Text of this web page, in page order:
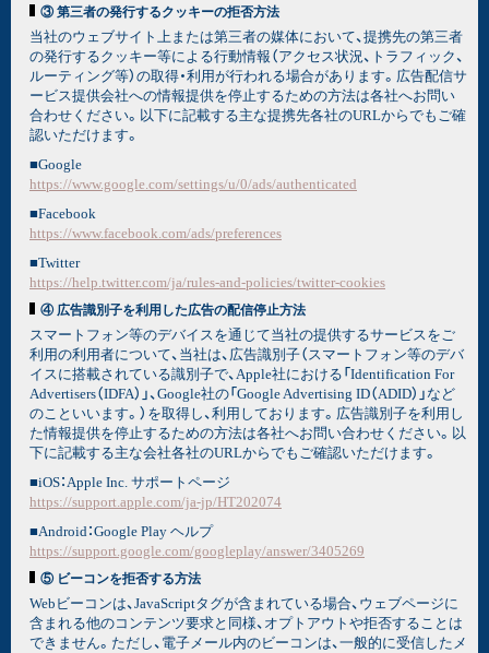
③ 第三者の発行するクッキーの拒否方法
当社のウェブサイト上または第三者の媒体において、提携先の第三者
の発行するクッキー等による行動情報（アクセス状況、トラフィック、
ルーティング等）の取得・利用が行われる場合があります。広告配信サ
ービス提供会社への情報提供を停止するための方法は各社へお問い
合わせください。以下に記載する主な提携先各社のURLからでもご確
認いただけます。
■Google
https://www.google.com/settings/u/0/ads/authenticated
■Facebook
https://www.facebook.com/ads/preferences
■Twitter
https://help.twitter.com/ja/rules-and-policies/twitter-cookies
④ 広告識別子を利用した広告の配信停止方法
スマートフォン等のデバイスを通じて当社の提供するサービスをご
利用の利用者について、当社は、広告識別子（スマートフォン等のデバ
イスに搭載されている識別子で、Apple社における「Identification For
Advertisers（IDFA）」、Google社の「Google Advertising ID（ADID）」など
のこといいます。）を取得し、利用しております。広告識別子を利用し
た情報提供を停止するための方法は各社へお問い合わせください。以
下に記載する主な会社各社のURLからでもご確認いただけます。
■iOS：Apple Inc. サポートページ
https://support.apple.com/ja-jp/HT202074
■Android：Google Play ヘルプ
https://support.google.com/googleplay/answer/3405269
⑤ ビーコンを拒否する方法
Webビーコンは、JavaScriptタグが含まれている場合、ウェブページに
含まれる他のコンテンツ要求と同様、オプトアウトや拒否することは
できません。ただし、電子メール内のビーコンは、一般的に受信したメ